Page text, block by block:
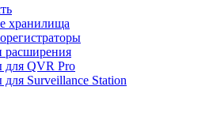
хранилища
расширения
для QVR Pro
Surveillance Station